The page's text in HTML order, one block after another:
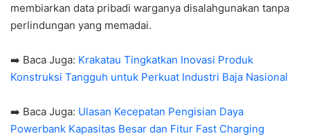
membiarkan data pribadi warganya disalahgunakan tanpa
perlindungan yang memadai.
➡️ Baca Juga: Krakatau Tingkatkan Inovasi Produk
Konstruksi Tangguh untuk Perkuat Industri Baja Nasional
➡️ Baca Juga: Ulasan Kecepatan Pengisian Daya
Powerbank Kapasitas Besar dan Fitur Fast Charging